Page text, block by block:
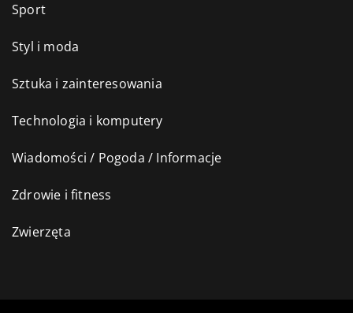
Sport
Styl i moda
Sztuka i zainteresowania
Technologia i komputery
Wiadomości / Pogoda / Informacje
Zdrowie i fitness
Zwierzęta